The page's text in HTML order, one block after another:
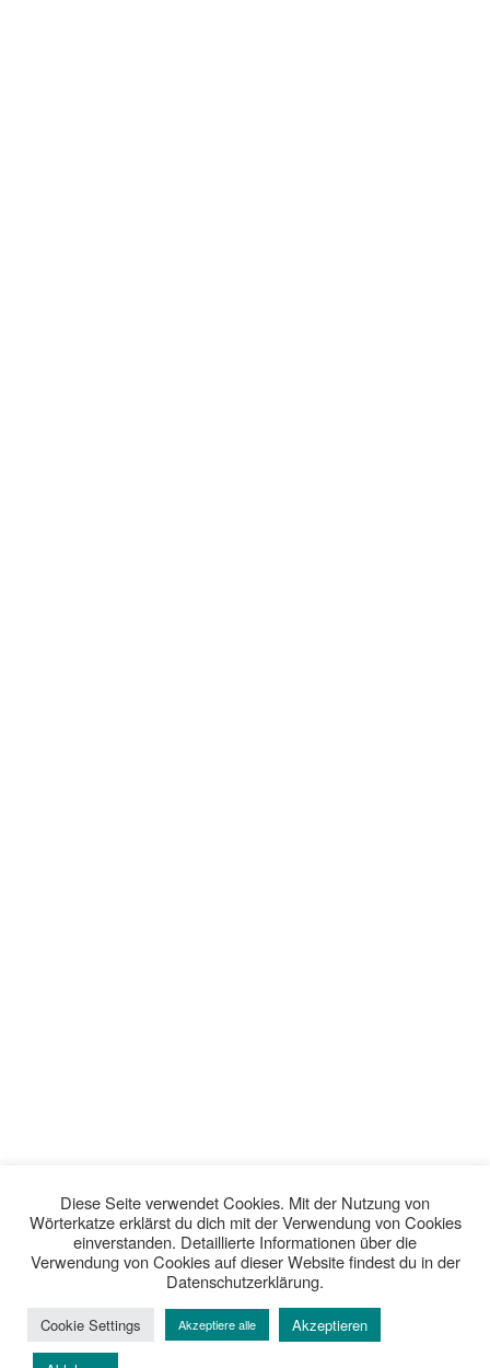
Diese Seite verwendet Cookies. Mit der Nutzung von
Wörterkatze erklärst du dich mit der Verwendung von Cookies
einverstanden. Detaillierte Informationen über die
Verwendung von Cookies auf dieser Website findest du in der
Datenschutzerklärung.
Cookie Settings Akzeptiere alle Akzeptieren